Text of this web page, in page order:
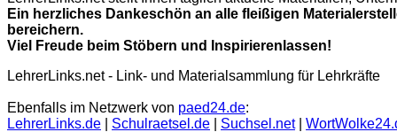
Ein herzliches Dankeschön an alle fleißigen
bereichern.
Viel Freude beim Stöbern und Inspirierenlassen!
LehrerLinks.net - Link- und Materialsammlung für Lehrkräfte
Ebenfalls im Netzwerk von paed24.de:
LehrerLinks.de
Schulraetsel.de Suchsel.net|